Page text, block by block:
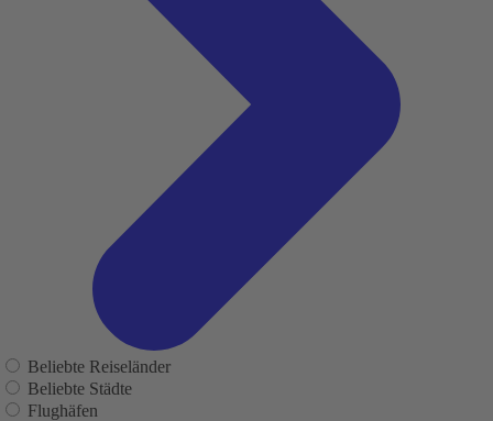
Beliebte Reiseländer
Beliebte Städte
Flughäfen